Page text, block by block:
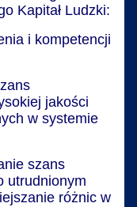
Kapitał Ludzki:
i kompetencji
jakości
w systemie
szans
utrudnionym
różnic w